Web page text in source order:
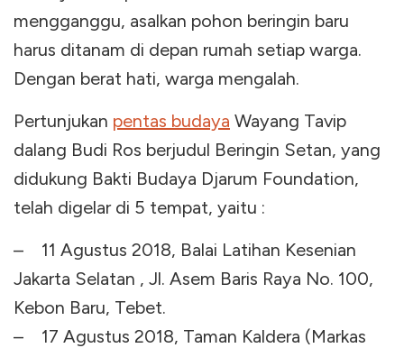
mengganggu, asalkan pohon beringin baru
harus ditanam di depan rumah setiap warga.
Dengan berat hati, warga mengalah.
Pertunjukan pentas budaya Wayang Tavip
dalang Budi Ros berjudul Beringin Setan, yang
didukung Bakti Budaya Djarum Foundation,
telah digelar di 5 tempat, yaitu :
– 11 Agustus 2018, Balai Latihan Kesenian
Jakarta Selatan , Jl. Asem Baris Raya No. 100,
Kebon Baru, Tebet.
– 17 Agustus 2018, Taman Kaldera (Markas